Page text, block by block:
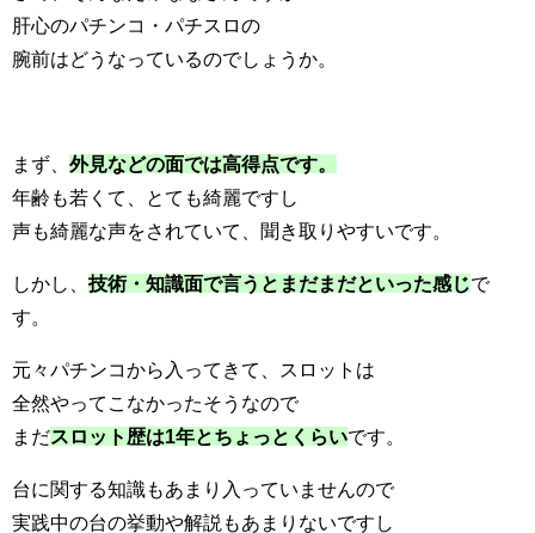
肝心のパチンコ・パチスロの
腕前はどうなっているのでしょうか。
まず、 外見などの面では高得点です。
年齢も若くて、とても綺麗ですし
声も綺麗な声をされていて、聞き取りやすいです。
しかし、 技術・知識面で言うとまだまだといった感じで
す。
元々パチンコから入ってきて、スロットは
全然やってこなかったそうなので
まだスロット歴は1年とちょっとくらいです。
台に関する知識もあまり入っていませんので
実践中の台の挙動や解説もあまりないですし